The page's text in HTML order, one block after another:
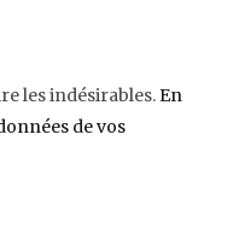
les indésirables.En
de vos